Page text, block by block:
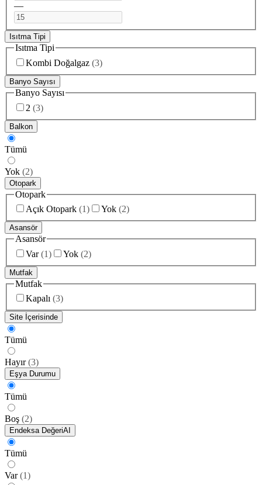
—
Isıtma Tipi
Isıtma Tipi
Kombi Doğalgaz (3)
Banyo Sayısı
Banyo Sayısı
2 (3)
Balkon
Tümü
Yok (2)
Otopark
Otopark
Açık Otopark (1) Yok (2)
Asansör
Asansör
Var (1) Yok (2)
Mutfak
Mutfak
Kapalı (3)
Site İçerisinde
Tümü
Hayır (3)
Eşya Durumu
Tümü
Boş (2)
Endeksa DeğeriAI
Tümü
Var (1)